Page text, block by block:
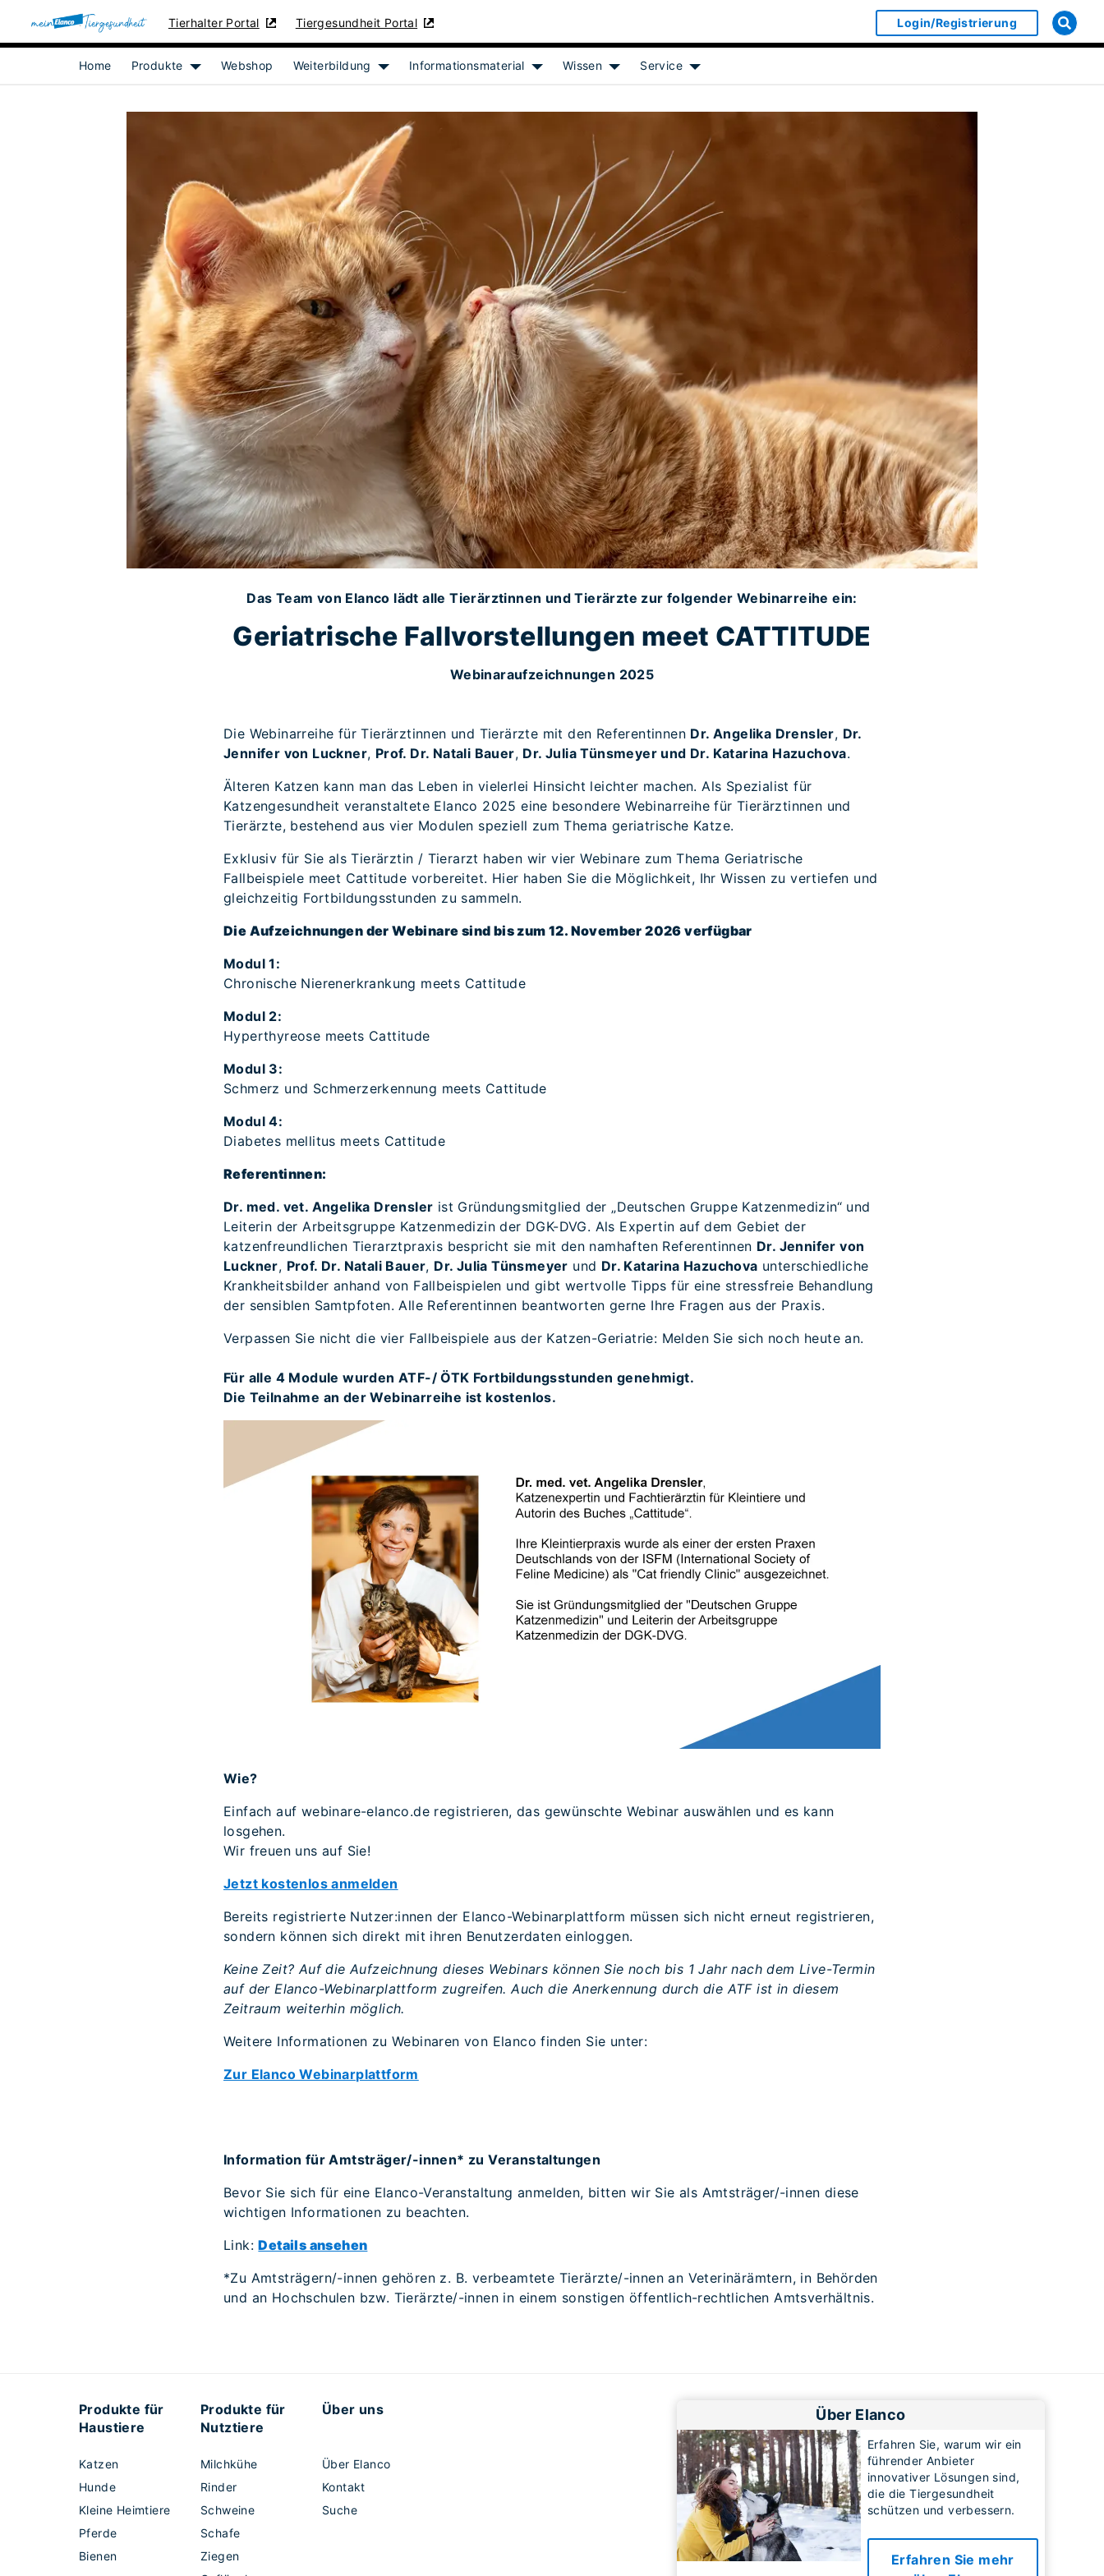
Tierhalter Portal Tiergesundheit Portal Login/Registrierung
Home
Produkte
Show submenu for [object Object]
Webshop
Weiterbildung
Informationsmaterial
Wissen
Service
Das Team von Elanco lädt alle Tierärztinnen und Tierärzte zur folgender Webinarreihe ein:­
Geriatrische Fallvorstellungen meet CATTITUDE
Webinaraufzeichnungen 2025
Die Webinarreihe für Tierärztinnen und Tierärzte mit den Referentinnen Dr. Angelika Drensler, Dr.
Jennifer von Luckner, Prof. Dr. Natali Bauer, Dr. Julia Tünsmeyer und Dr. Katarina Hazuchova.
Älteren Katzen kann man das Leben in vielerlei Hinsicht leichter machen. Als Spezialist für
Katzengesundheit veranstaltete Elanco 2025 eine besondere Webinarreihe für Tierärztinnen und
Tierärzte, bestehend aus vier Modulen speziell zum Thema geriatrische Katze.
Exklusiv für Sie als Tierärztin / Tierarzt haben wir vier Webinare zum Thema Geriatrische
Fallbeispiele meet Cattitude vorbereitet. Hier haben Sie die Möglichkeit, Ihr Wissen zu vertiefen und
gleichzeitig Fortbildungsstunden zu sammeln.
Die Aufzeichnungen der Webinare sind bis zum 12. November 2026 verfügbar
Modul 1:
Chronische Nierenerkrankung meets Cattitude
Modul 2:
Hyperthyreose meets Cattitude
Modul 3:
Schmerz und Schmerzerkennung meets Cattitude
Modul 4:
Diabetes mellitus meets Cattitude
Referentinnen:
Dr. med. vet. Angelika Drensler ist Gründungsmitglied der „Deutschen Gruppe Katzenmedizin“ und
Leiterin der Arbeitsgruppe Katzenmedizin der DGK-DVG. Als Expertin auf dem Gebiet der
katzenfreundlichen Tierarztpraxis bespricht sie mit den namhaften Referentinnen Dr. Jennifer von
Luckner, Prof. Dr. Natali Bauer, Dr. Julia Tünsmeyer und Dr. Katarina Hazuchova unterschiedliche
Krankheitsbilder anhand von Fallbeispielen und gibt wertvolle Tipps für eine stressfreie Behandlung
der sensiblen Samtpfoten. Alle Referentinnen beantworten gerne Ihre Fragen aus der Praxis.
Verpassen Sie nicht die vier Fallbeispiele aus der Katzen-Geriatrie: Melden Sie sich noch heute an.
Für alle 4 Module wurden ATF-/ ÖTK Fortbildungsstunden genehmigt.
Die Teilnahme an der Webinarreihe ist kostenlos.
Wie?
Einfach auf webinare-elanco.de registrieren, das gewünschte Webinar auswählen und es kann
losgehen.
Wir freuen uns auf Sie!
Jetzt kostenlos anmelden
Bereits registrierte Nutzer:innen der Elanco-Webinarplattform müssen sich nicht erneut registrieren,
sondern können sich direkt mit ihren Benutzerdaten einloggen.
Keine Zeit? Auf die Aufzeichnung dieses Webinars können Sie noch bis 1 Jahr nach dem Live-Termin
auf der Elanco-Webinarplattform zugreifen. Auch die Anerkennung durch die ATF ist in diesem
Zeitraum weiterhin möglich.
Weitere Informationen zu Webinaren von Elanco finden Sie unter:
Zur Elanco Webinarplattform
Information für Amtsträger/-innen* zu Veranstaltungen
Bevor Sie sich für eine Elanco-Veranstaltung anmelden, bitten wir Sie als Amtsträger/-innen diese
wichtigen Informationen zu beachten.
Link:Details ansehen
*Zu Amtsträgern/-innen gehören z. B. verbeamtete Tierärzte/-innen an Veterinärämtern, in Behörden
und an Hochschulen bzw. Tierärzte/-innen in einem sonstigen öffentlich-rechtlichen Amtsverhältnis.
Produkte für
Haustiere
Katzen
Hunde
Kleine Heimtiere
Pferde
Bienen
Produkte für
Nutztiere
Milchkühe
Rinder
Schweine
Schafe
Ziegen
Über uns
Über Elanco
Kontakt
Suche
Über Elanco
Erfahren Sie, warum wir ein
führender Anbieter
innovativer Lösungen sind,
die die Tiergesundheit
schützen und verbessern.
Erfahren Sie mehr